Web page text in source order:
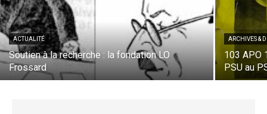
ACTUALITÉ
Soutien à la recherche : la fondation LO
Frossard
ARCHIVES &
103 APO
PSU au